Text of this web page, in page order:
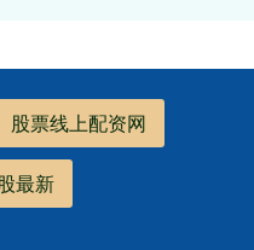
股票线上配资网
最新